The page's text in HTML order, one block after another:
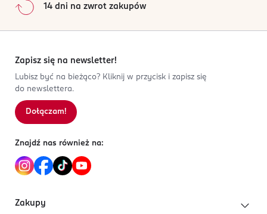
14 dni na zwrot zakupów
Zapisz się na newsletter!
Lubisz być na bieżąco? Kliknij w przycisk i zapisz się
do newslettera.
Dołączam!
Znajdź nas również na:
Zakupy